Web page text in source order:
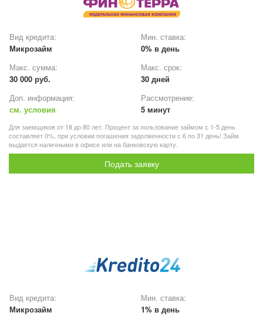
Вид кредита:
Микрозайм
Мин. ставка:
0% в день
Макс. сумма:
30 000 руб.
Макс. срок:
30 дней
Доп. информация:
см. условия
Рассмотрение:
5 минут
Для заемщиков от 18 до 80 лет. Процент за пользование займом с 1-5 день
составляет 0%, при условии погашения задолженности с 6 по 31 день! Займ
выдается наличными в офисе или на банковскую карту.
Подать заявку
Вид кредита:
Микрозайм
Мин. ставка:
1% в день